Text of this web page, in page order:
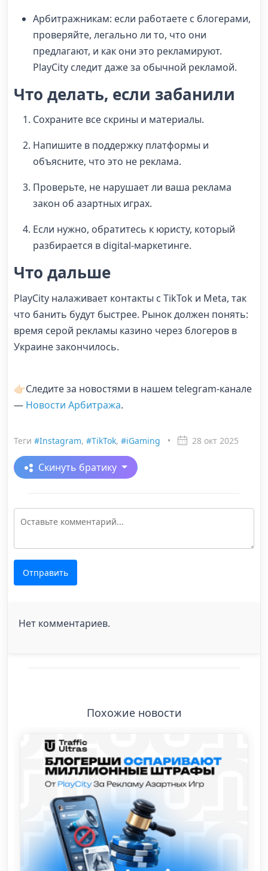
Арбитражникам: если работаете с блогерами,
проверяйте, легально ли то, что они
предлагают, и как они это рекламируют.
PlayCity следит даже за обычной рекламой.
Что делать, если забанили
Сохраните все скрины и материалы.
Напишите в поддержку платформы и
объясните, что это не реклама.
Проверьте, не нарушает ли ваша реклама
закон об азартных играх.
Если нужно, обратитесь к юристу, который
разбирается в digital-маркетинге.
Что дальше
PlayCity налаживает контакты с TikTok и Meta, так
что банить будут быстрее. Рынок должен понять:
время серой рекламы казино через блогеров в
Украине закончилось.
👉🏻Следите за новостями в нашем telegram-канале
— Новости Арбитража.
Теги #Instagram, #TikTok, #iGaming • 28 окт 2025
Скинуть братику
Отправить
Нет комментариев.
Похожие новости